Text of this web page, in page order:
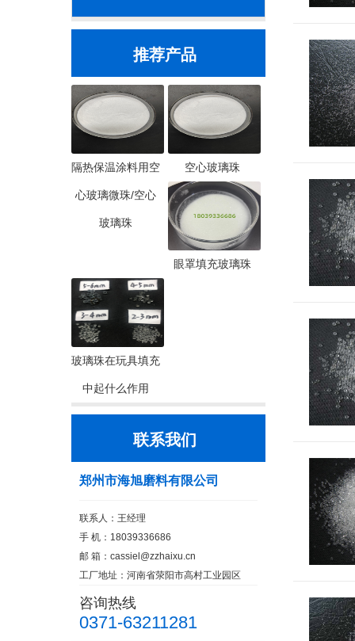
推荐产品
隔热保温涂料用空
心玻璃微珠/空心
玻璃珠
空心玻璃珠
眼罩填充玻璃珠
玻璃珠在玩具填充
中起什么作用
联系我们
郑州市海旭磨料有限公司
联系人：王经理
手 机：18039336686
邮 箱： cassiel@zzhaixu.cn
工厂地址：河南省荥阳市高村工业园区
咨询热线
0371-63211281